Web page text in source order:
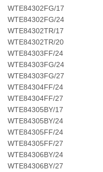
WTE84302FG/17
WTE84302FG/24
WTE84302TR/17
WTE84302TR/20
WTE84303FF/24
WTE84303FG/24
WTE84303FG/27
WTE84304FF/24
WTE84304FF/27
WTE84305BY/17
WTE84305BY/24
WTE84305FF/24
WTE84305FF/27
WTE84306BY/24
WTE84306BY/27